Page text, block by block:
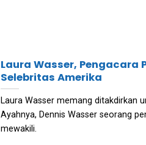
Laura Wasser, Pengacara
Selebritas Amerika
Laura Wasser memang ditakdirkan
Ayahnya, Dennis Wasser seorang
mewakili.